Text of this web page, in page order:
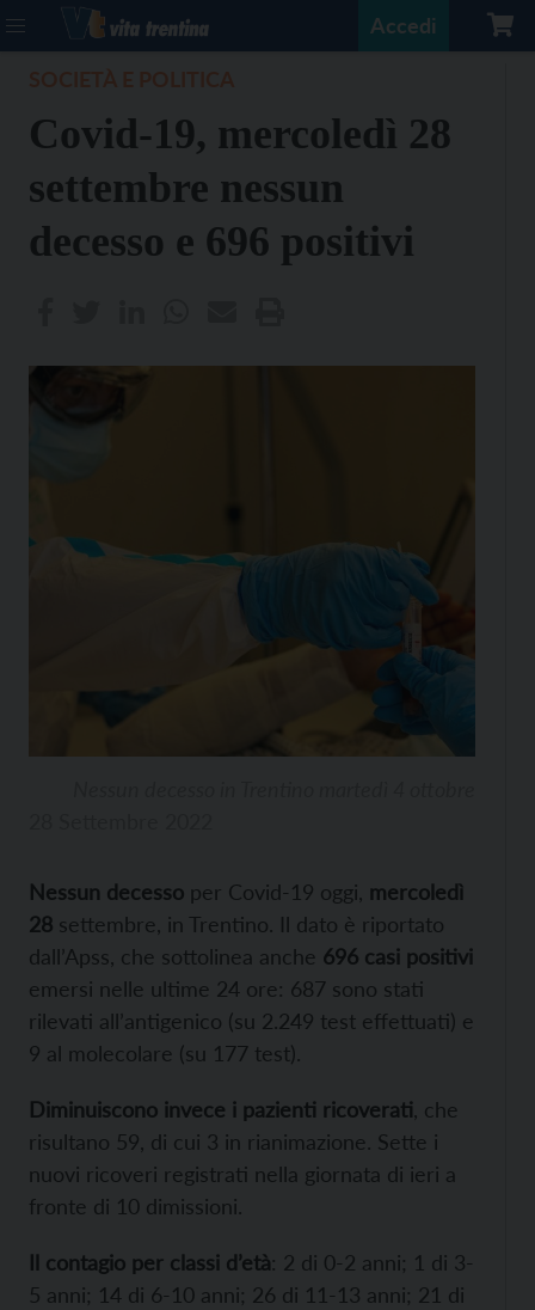
Accedi
Covid-19, mercoledì 28
settembre nessun
decesso e 696 positivi
Nessun decesso per Covid-19 oggi, mercoledì
28 settembre, in Trentino. Il dato è riportato
dall’Apss, che sottolinea anche 696 casi positivi
emersi nelle ultime 24 ore: 687 sono stati
rilevati all’antigenico (su 2.249 test effettuati) e
9 al molecolare (su 177 test).
Diminuiscono invece i pazienti ricoverati , che
risultano 59, di cui 3 in rianimazione. Sette i
nuovi ricoveri registrati nella giornata di ieri a
fronte di 10 dimissioni.
Il contagio per classi d’età: 2 di 0-2 anni; 1 di 3-
5 anni; 14 di 6-10 anni; 26 di 11-13 anni; 21 di